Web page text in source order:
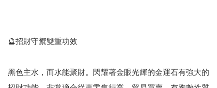
🔮招財守禦雙重功效
黑色主水，而水能聚財。閃耀著金眼光輝的金運石有強大的